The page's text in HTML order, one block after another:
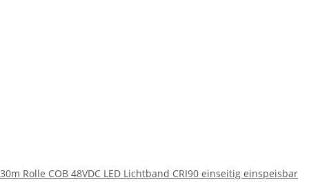
30m Rolle COB 48VDC LED Lichtband CRI90 einseitig einspeisbar